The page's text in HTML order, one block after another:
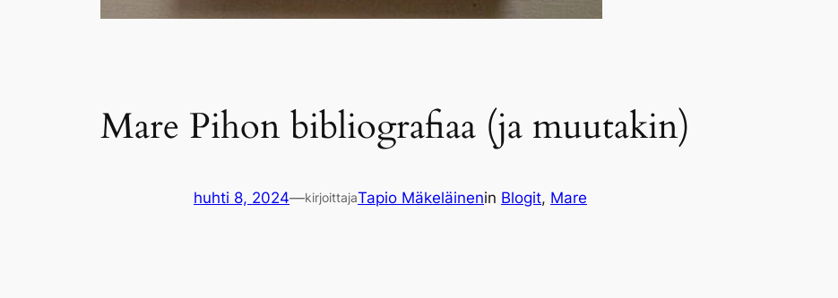
Mare Pihon bibliografiaa (ja muutakin)
huhti 8, 2024—kirjoittajaTapio Mäkeläinenin Blogit, Mare